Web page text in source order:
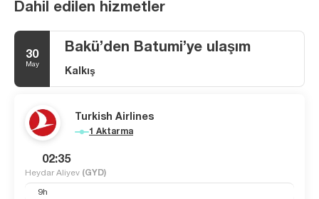
Dahil edilen hizmetler
30
May
Bakü’den Batumi’ye ulaşım
Kalkış
Turkish Airlines
1 Aktarma
02:35
Heydar Aliyev (GYD)
9h